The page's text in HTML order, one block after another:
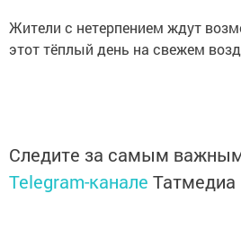
Жители с нетерпением ждут
этот тёплый день на свежем
Следите за самым
Telegram-канале Татмедиа